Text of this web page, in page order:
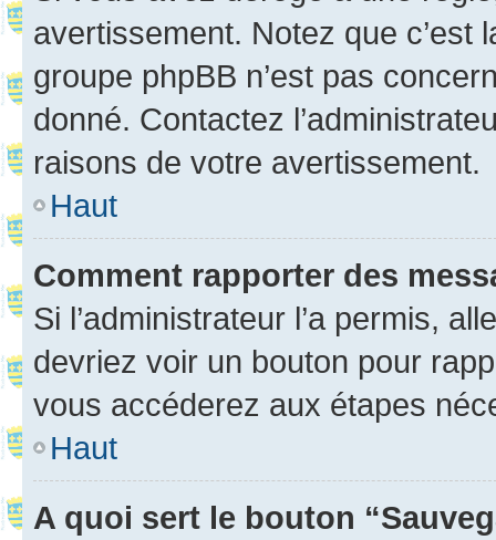
avertissement. Notez que c’est
groupe phpBB n’est pas
donné. Contactez
raisons de votre avertissement.
Haut
Comment rapporter des
Si l’administrateur l’a permis,
devriez voir un bouton pour
vous accéderez aux étapes
Haut
A quoi sert le bouton